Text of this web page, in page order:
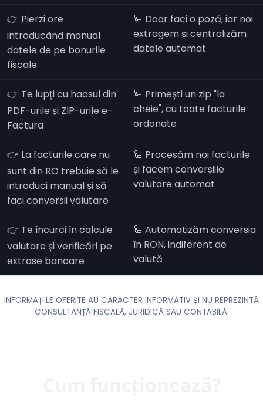
👉 Pierzi ore
introducând manual
datele de pe bonurile
fiscale
🦾 Doar faci o poză, iar noi
extragem și centralizăm
datele automat
👉 Te lupți cu haosul din
PDF-urile și ZIP-urile e-
Factura
🦾 Primești un zip "la
cheie", cu toate facturile
ordonate
👉 La facturile care nu
sunt din RO trebuie să le
introduci manual și să
faci conversii valutare
🦾 Procesăm noi facturile
și facem conversiile
valutare automat
👉 Te încurci în calcule
valutare și verificări pe
extrase bancare
🦾 Automatizăm conversia
în RON, indiferent de
valută
INFORMAȚIILE OFERITE AU CARACTER INFORMATIV ȘI NU REPREZINTĂ
CONSULTANȚĂ FISCALĂ, JURIDICĂ SAU CONTABILĂ.